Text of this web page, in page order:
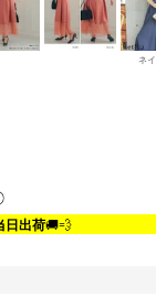
ネ
日出荷🚚💨